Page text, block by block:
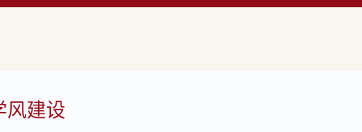
风建设